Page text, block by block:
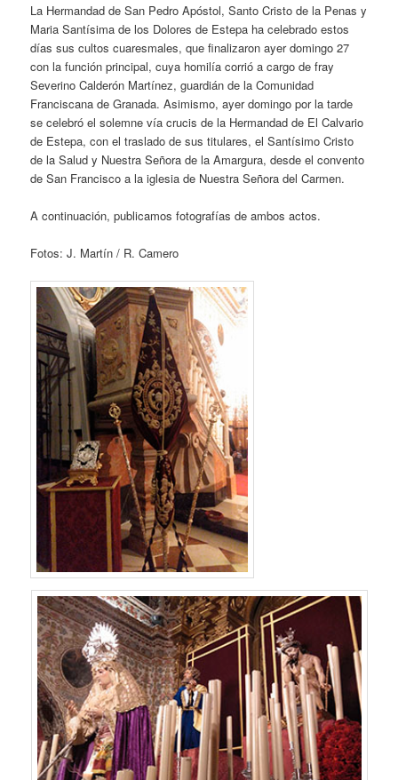
La Hermandad de San Pedro Apóstol, Santo Cristo de la Penas y
Maria Santísima de los Dolores de Estepa ha celebrado estos
días sus cultos cuaresmales, que finalizaron ayer domingo 27
con la función principal, cuya homilía corrió a cargo de fray
Severino Calderón Martínez, guardián de la Comunidad
Franciscana de Granada. Asimismo, ayer domingo por la tarde
se celebró el solemne vía crucis de la Hermandad de El Calvario
de Estepa, con el traslado de sus titulares, el Santísimo Cristo
de la Salud y Nuestra Señora de la Amargura, desde el convento
de San Francisco a la iglesia de Nuestra Señora del Carmen.
A continuación, publicamos fotografías de ambos actos.
Fotos: J. Martín / R. Camero